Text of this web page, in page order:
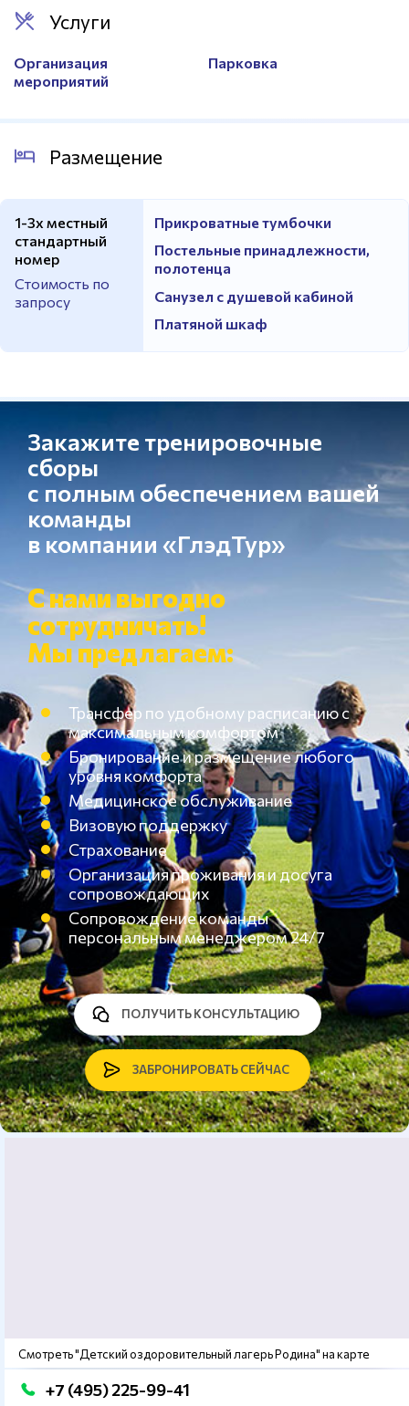
Услуги
Организация
мероприятий
Парковка
Размещение
1-3х местный
стандартный
номер
Стоимость по
запросу
Прикроватные тумбочки
Постельные принадлежности,
полотенца
Санузел с душевой кабиной
Платяной шкаф
Закажите тренировочные
сборы
с полным обеспечением вашей
команды
в компании «ГлэдТур»
С нами выгодно
сотрудничать!
Мы предлагаем:
Трансфер по удобному расписанию с
максимальным комфортом
Бронирование и размещение любого
уровня комфорта
Медицинское обслуживание
Визовую поддержку
Страхование
Организация проживания и досуга
сопровождающих
Сопровождение команды
персональным менеджером 24/7
ЗАБРОНИРОВАТЬ СЕЙЧАС
ПОЛУЧИТЬ КОНСУЛЬТАЦИЮ
Смотреть "Детский оздоровительный лагерь Родина" на карте
+7 (495) 225-99-41